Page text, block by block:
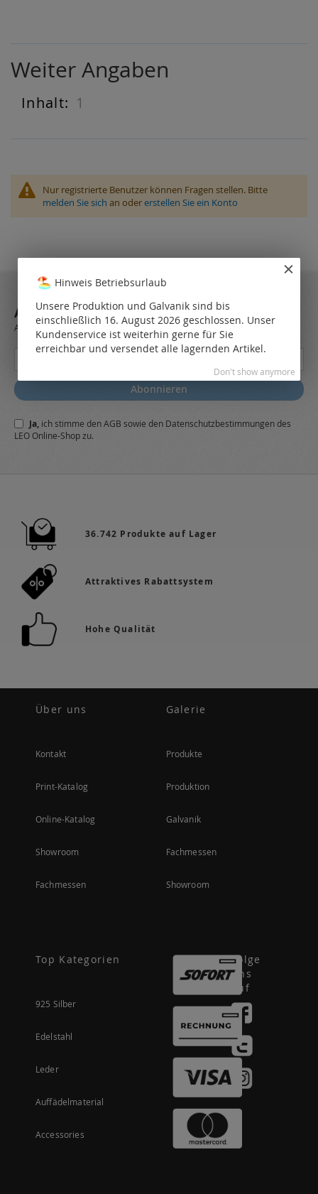
Weiter Angaben
Weiter
1
Nur registrierte Benutzer können Fragen stellen. Bitte
melden Sie sich an odererstellen Sie ein Konto
ABONNIEREN SIE UNSEREN NEWSLETTER
Always stay up to date and find out what's new from the very first hand.
Melden
sich
für
Newsletter
a:
Abonnieren
Ja, ich stimme denAGB sowie den Datenschutzbestimmungendes
LEO Online-Shop zu.
36.742 Produkte auf Lager
Attraktives Rabattsystem
Hohe Qualität
Über uns
Kontakt
Print-Katalog
Online-Katalog
Showroom
Fachmessen
Galerie
Produkte
Produktion
Galvanik
Fachmessen
Showroom
Top Kategorien
925 Silber
Edelstahl
Leder
Auffädelmaterial
Accessories
Folge
uns
auf
Hinweis Betriebsurlaub
Unsere Produktion und Galvanik sind bis
einschließlich 16. August 2026 geschlossen. Unser
Kundenservice ist weiterhin gerne für Sie
erreichbar und versendet alle lagernden Artikel.
Don't show anymore